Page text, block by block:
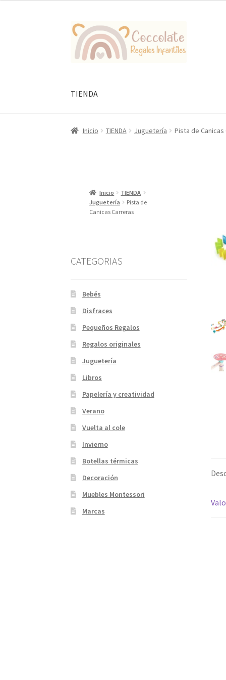
Ir
la
Ir
al
contenido
TIENDA
Inicio TIENDA Juguetería Pista de
Inicio
TIENDA
Juguetería
Pista de
Canicas Carreras
CATEGORIAS
Bebés
Disfraces
Pequeños Regalos
Regalos originales
Juguetería
Libros
Papelería y creatividad
Verano
Vuelta al cole
Invierno
Botellas térmicas
Decoración
Muebles Montessori
Marcas